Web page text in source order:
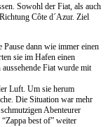
Sowohl der Fiat, als auch
Côte d´Azur. Ziel
dann wie immer einen
sie im Hafen einen
Fiat wurde mit
Luft. Um sie herum
Die Situation war mehr
Abenteurer
best of” weiter